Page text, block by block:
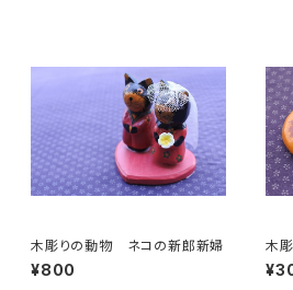
木彫りの動物 ネコの新郎新婦
¥800
木